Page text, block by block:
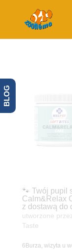
🐾 Twój pupil
Calm&Relax
z dostawą do
utworzone
Taste
6Burza, wizyta u
BLOG